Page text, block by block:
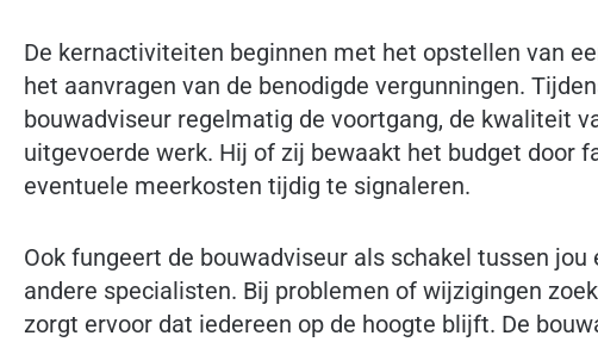
De kernactiviteiten beginnen met het opstellen van
het aanvragen van de benodigde vergunningen.
bouwadviseur regelmatig de voortgang, de kwaliteit
uitgevoerde werk. Hij of zij bewaakt het budget door
eventuele meerkosten tijdig te signaleren.
Ook fungeert de bouwadviseur als schakel tussen
andere specialisten. Bij problemen of wijzigingen
zorgt ervoor dat iedereen op de hoogte blijft. De